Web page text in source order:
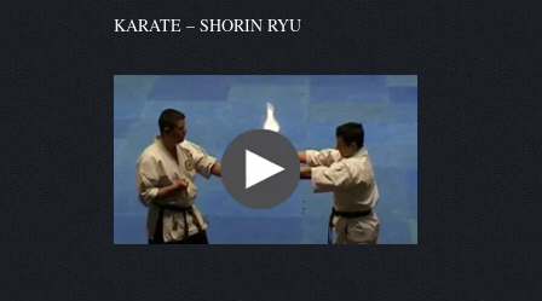
KARATE – SHORIN RYU